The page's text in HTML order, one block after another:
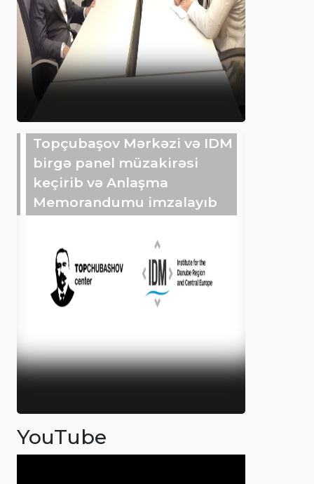
Topçubaşov Mərkəzi və IDM
birgə panel müzakirəsi
keçirib və Anlaşma
Memorandumu imzalayıb
YouTube